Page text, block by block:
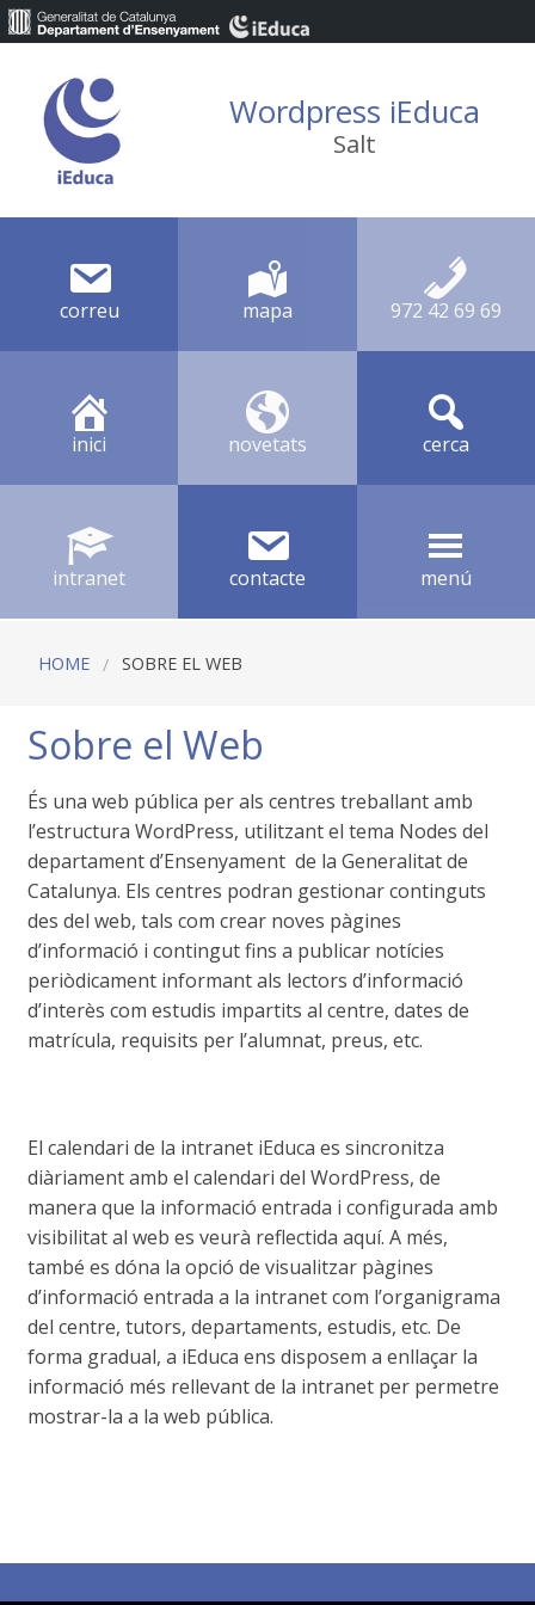
Wordpress iEduca
Salt
correu mapa 972 42 69 69
inici novetats cerca
intranet contacte menú
HOME SOBRE EL WEB
Sobre el Web
És una web pública per als centres treballant amb
l’estructura WordPress, utilitzant el tema Nodes del
departament d’Ensenyament de la Generalitat de
Catalunya. Els centres podran gestionar continguts
des del web, tals com crear noves pàgines
d’informació i contingut fins a publicar notícies
periòdicament informant als lectors d’informació
d’interès com estudis impartits al centre, dates de
matrícula, requisits per l’alumnat, preus, etc.
El calendari de la intranet iEduca es sincronitza
diàriament amb el calendari del WordPress, de
manera que la informació entrada i configurada amb
visibilitat al web es veurà reflectida aquí. A més,
també es dóna la opció de visualitzar pàgines
d’informació entrada a la intranet com l’organigrama
del centre, tutors, departaments, estudis, etc. De
forma gradual, a iEduca ens disposem a enllaçar la
informació més rellevant de la intranet per permetre
mostrar-la a la web pública.